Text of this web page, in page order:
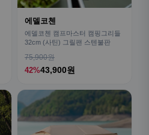
에델코첸
에델코첸 캠프마스터 캠핑그리들
32cm (사틴) 그릴팬 스텐불판
75,900원
42%43,900원